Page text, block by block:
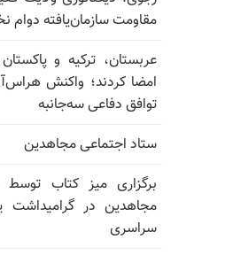
مقاومت سازمان‌یافته دوام
عربستان، ترکیه و
امضا کردند؛ واکنش
توافق دفاعی سه‌جانبه
ستاد اجتماعی مجاهدین
برگزاری میز کتاب توسط
مجاهدین در گرامیداشت
سراسری